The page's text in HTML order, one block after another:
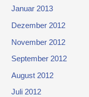
Januar 2013
Dezember 2012
November 2012
September 2012
August 2012
Juli 2012